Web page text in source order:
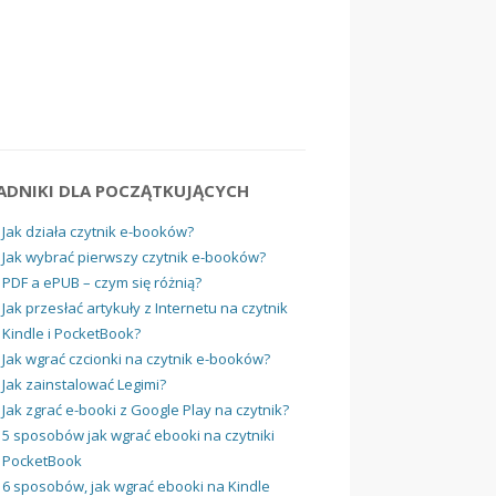
DLA POCZĄTKUJĄCYCH
Jak działa czytnik e-booków?
Jak wybrać pierwszy czytnik e-booków?
PDF a ePUB – czym się różnią?
Jak przesłać artykuły z Internetu na czytnik
Kindle i PocketBook?
Jak wgrać czcionki na czytnik e-booków?
Jak zainstalować Legimi?
Jak zgrać e-booki z Google Play na czytnik?
5 sposobów jak wgrać ebooki na czytniki
PocketBook
6 sposobów, jak wgrać ebooki na Kindle